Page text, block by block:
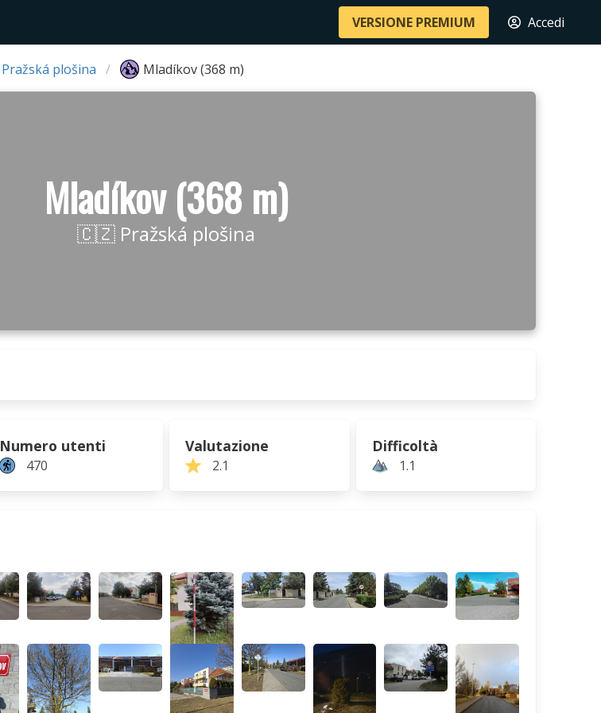
VERSIONE PREMIUM Accedi
Pražská plošina Mladíkov (368 m)
Mladíkov (368 m)
🇨🇿 Pražská plošina
Numero utenti
470
Valutazione
2.1
Difficoltà
1.1